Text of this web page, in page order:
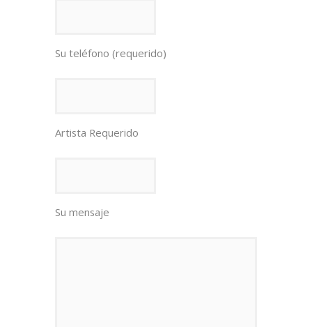
Su teléfono (requerido)
Artista Requerido
Su mensaje